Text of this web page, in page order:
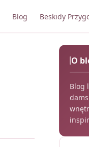
Blog Beskidy
O
Blog